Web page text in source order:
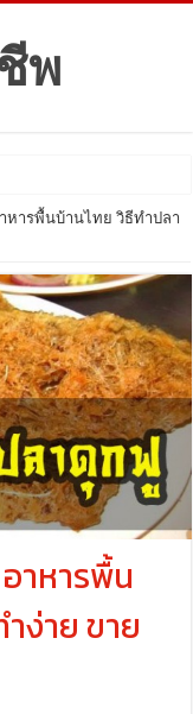
หารพื้นบ้านไทย วิธีทำปลา
าหารพื้น
ง่าย ขาย